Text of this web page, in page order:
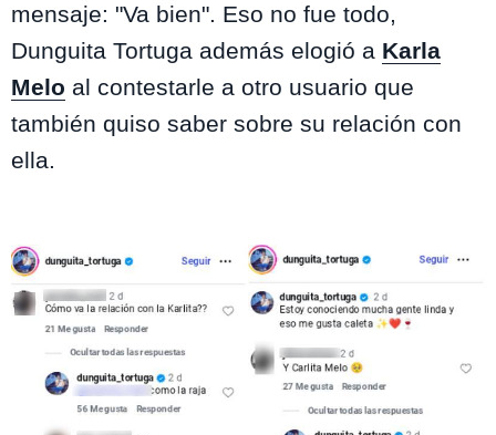
mensaje: "Va bien". Eso no fue todo,
Dunguita Tortuga además elogió a Karla
Melo al contestarle a otro usuario que
también quiso saber sobre su relación con
ella.